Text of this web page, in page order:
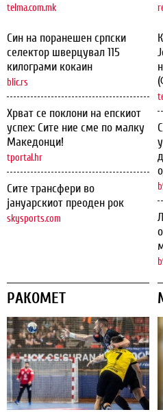
telma.com.mk
Син на поранешен српски
селектор шверцувал 115
килограми кокаин
blic.rs
Хрват се поклони на епскиот
успех: Сите ние сме по малку
Македонци!
tportal.hr
Сите трансфери во
јануарскиот преоден рок
skysports.com
РАКОМЕТ